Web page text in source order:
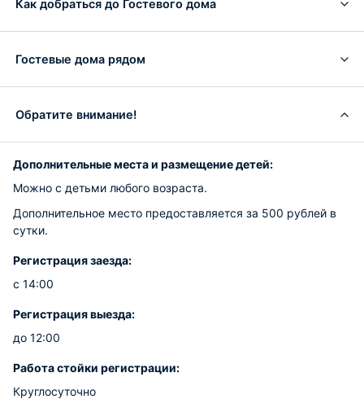
Как добраться до Гостевого дома
Гостевые дома рядом
Обратите внимание!
Дополнительные места и размещение детей:
Можно с детьми любого возраста.
Дополнительное место предоставляется за 500 рублей в
сутки.
Регистрация заезда:
с 14:00
Регистрация выезда:
до 12:00
Работа стойки регистрации:
Круглосуточно